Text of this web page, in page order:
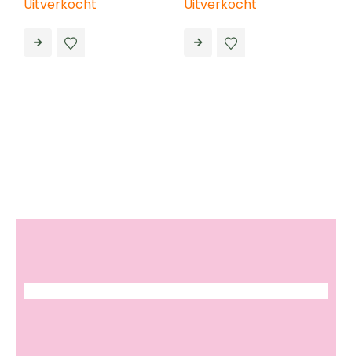
Uitverkocht Uitverkocht